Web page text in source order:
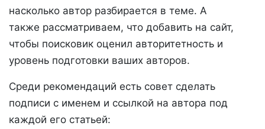
насколько автор разбирается в теме. А
также рассматриваем, что добавить на сайт,
чтобы поисковик оценил авторитетность и
уровень подготовки ваших авторов.
Среди рекомендаций есть совет сделать
подписи с именем и ссылкой на автора под
каждой его статьей: